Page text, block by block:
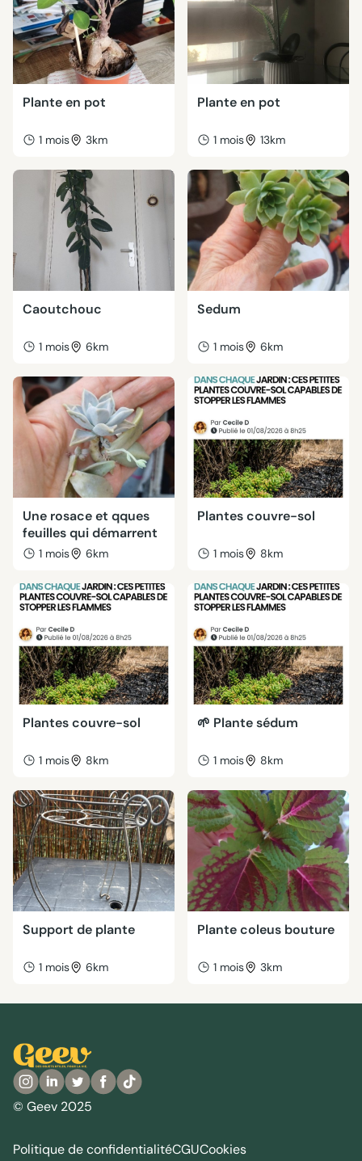
Plante en pot
1 mois 3km
Plante en pot
1 mois 13km
Caoutchouc
1 mois 6km
Sedum
1 mois 6km
Une rosace et qques
feuilles qui démarrent
1 mois 6km
Plantes couvre-sol
1 mois 8km
Plantes couvre-sol
1 mois 8km
🌱 Plante sédum
1 mois 8km
Support de plante
1 mois 6km
Plante coleus bouture
1 mois 3km
© Geev 2025
Politique de confidentialitéCGUCookies